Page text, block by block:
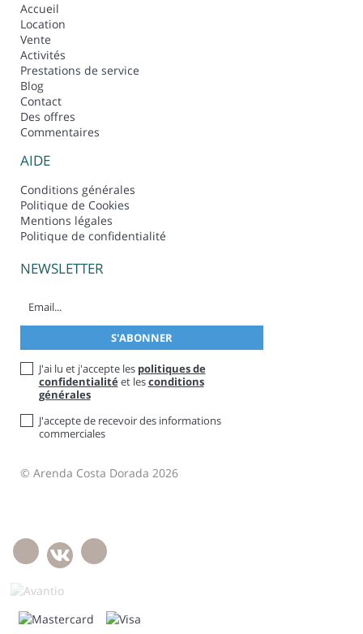
Accueil
Location
Vente
Activités
Prestations de service
Blog
Contact
Des offres
Commentaires
AIDE
Conditions générales
Politique de Cookies
Mentions légales
Politique de confidentialité
NEWSLETTER
J'ai lu et j'accepte les politiques de
confidentialitéet lesconditions
générales
J'accepte de recevoir des informations
commerciales
© Arenda Costa Dorada 2026